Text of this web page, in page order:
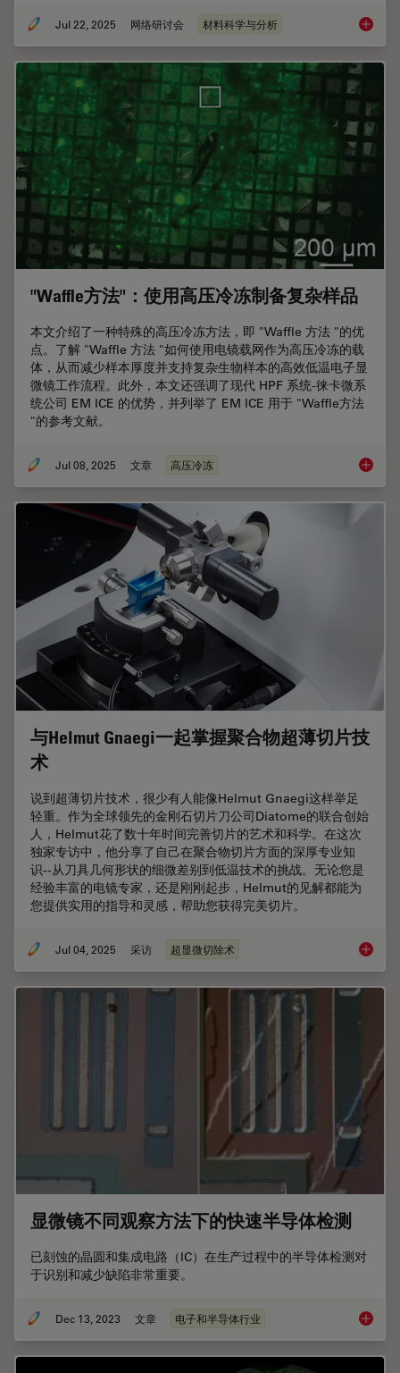
Jul 22, 2025 网络研讨会 材料科学与分析 通过
"Waffle方法"：使用高压冷冻制备复杂样品
本文介绍了一种特殊的高压冷冻方法，即 "Waffle 方法 "的优
点。了解 "Waffle 方法 "如何使用电镜载网作为高压冷冻的载
体，从而减少样本厚度并支持复杂生物样本的高效低温电子显
微镜工作流程。此外，本文还强调了现代 HPF 系统-徕卡微系
统公司 EM ICE 的优势，并列举了 EM ICE 用于 "Waffle方法
"的参考文献。
Jul 08, 2025 文章 高压冷冻 "Waffle
与Helmut Gnaegi一起掌握聚合物超薄切片技
术
说到超薄切片技术，很少有人能像Helmut Gnaegi这样举足
轻重。作为全球领先的金刚石切片刀公司Diatome的联合创始
人，Helmut花了数十年时间完善切片的艺术和科学。在这次
独家专访中，他分享了自己在聚合物切片方面的深厚专业知
识--从刀具几何形状的细微差别到低温技术的挑战。无论您是
经验丰富的电镜专家，还是刚刚起步，Helmut的见解都能为
您提供实用的指导和灵感，帮助您获得完美切片。
Jul 04, 2025 采访 超显微切除术 与
显微镜不同观察方法下的快速半导体检测
已刻蚀的晶圆和集成电路（IC）在生产过程中的半导体检测对
于识别和减少缺陷非常重要。
Dec 13, 2023 文章 电子和半导体行业 显微镜